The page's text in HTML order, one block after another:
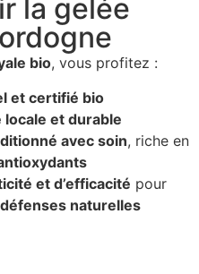
la gelée
bio, vous profitez :
et certifié bio
locale et durable
avec soin, riche en
et d’efficacité pour
naturelles